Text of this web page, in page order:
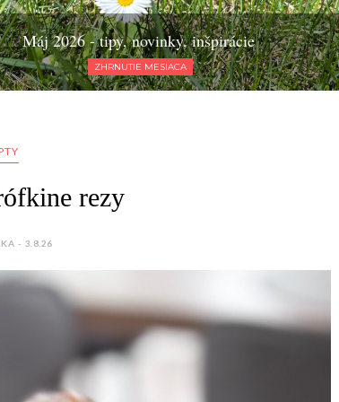
Máj 2026 - tipy, novinky, inšpirácie
ZHRNUTIE MESIACA
rezy
- 3.8.26